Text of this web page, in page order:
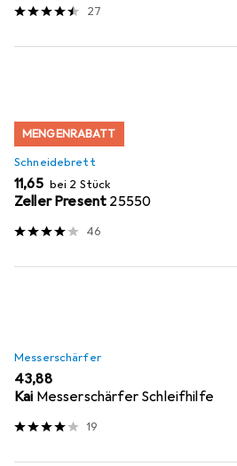
27
MENGENRABATT
Schneidebrett
EUR
11,65 bei 2 Stück
Zeller Present 25550
46
Messerschärfer
EUR
43,88
Kai Messerschärfer Schleifhilfe
19